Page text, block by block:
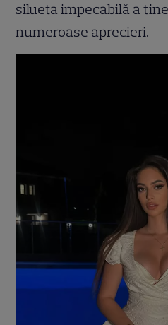
silueta impecabilă a
numeroase aprecieri.